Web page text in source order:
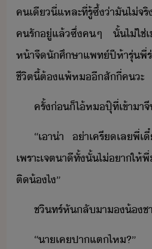
คเี​ี่แหละ​ที่​รู้ซึ้​่า​ั​ไ่​จริ
ครั​ู่​แล้​ซึ่​ค​ๆ​ ​ั้​ไ่ใช่​
ห้าจื​ัศึษา​แพท์​ปี​ห้า​รุ่พี่​
​ชีิต​ี้​ต้​แพ้​ห​ี​สั​ี่​ค​ะ
ครั้่​็​ไ้​ห​ปุ๊​ที่​เข้าา​
“​เา​่า​ ​่า​เครี​เล​พี่​
เพราะ​เจตา​ีทั​้​ั้​ไ่​า​ให้​
ติ​้​ไ​”
ชิทร์​หัลั​า​​้ช
“​า​เคปา​แต​ไห​?​”